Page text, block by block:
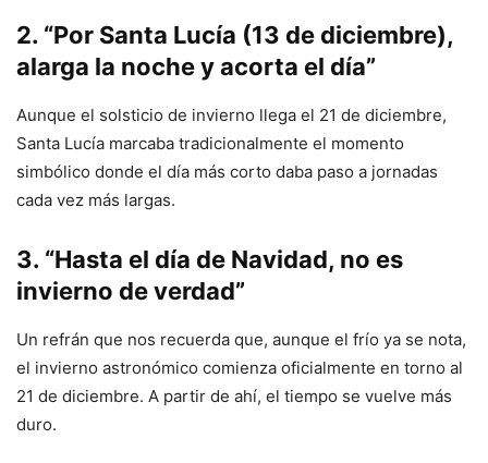
2. “Por Santa Lucía (13 de diciembre),
alarga la noche y acorta el día”
Aunque el solsticio de invierno llega el 21 de diciembre,
Santa Lucía marcaba tradicionalmente el momento
simbólico donde el día más corto daba paso a jornadas
cada vez más largas.
3. “Hasta el día de Navidad, no es
invierno de verdad”
Un refrán que nos recuerda que, aunque el frío ya se nota,
el invierno astronómico comienza oficialmente en torno al
21 de diciembre. A partir de ahí, el tiempo se vuelve más
duro.